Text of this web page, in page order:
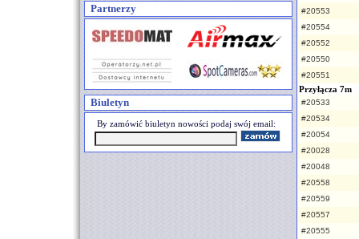
Partnerzy
Biuletyn
By zamówić biuletyn nowości podaj swój email:
#20553
#20554
#20552
#20550
#20551
Przyłącza 7m
#20533
#20534
#20054
#20028
#20048
#20558
#20559
#20557
#20555